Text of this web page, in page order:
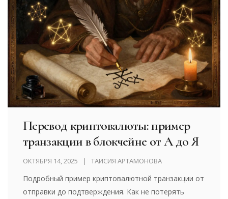
Перевод криптовалюты: пример
транзакции в блокчейне от А до Я
ОКТЯБРЯ 14, 2025 ТАИСИЯ АРТАМОНОВА
Подробный пример криптовалютной транзакции от
отправки до подтверждения. Как не потерять